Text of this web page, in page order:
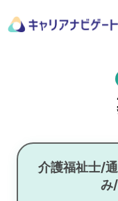
介護福祉士/
み